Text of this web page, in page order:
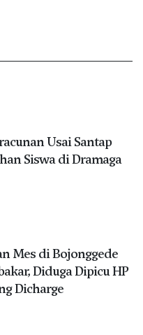
Usai Santap
Siswa di Dramaga
Mes di Bojonggede
Diduga Dipicu HP
Dicharge